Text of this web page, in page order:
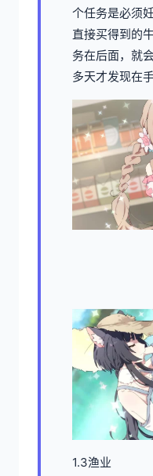
个任务是必须
直接买得到的
务在后面，就
多天才发现在
1.3渔业